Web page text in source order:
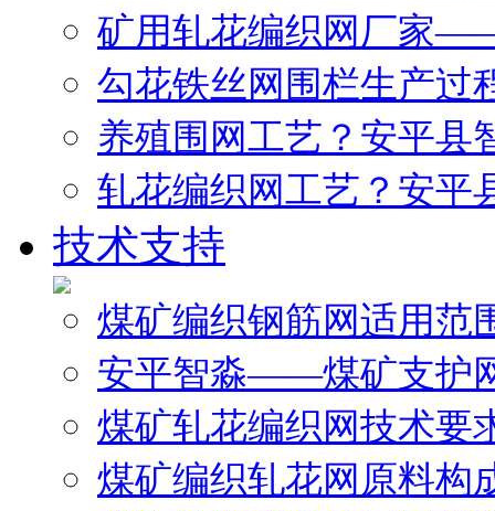
矿用轧花编织网厂家
勾花铁丝网围栏生产过
养殖围网工艺？安平县
轧花编织网工艺？安平
技术支持
煤矿编织钢筋网适用范
安平智淼——煤矿支护
煤矿轧花编织网技术要
煤矿编织轧花网原料构